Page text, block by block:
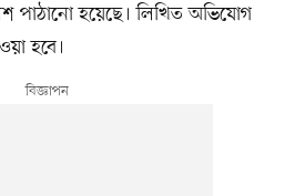
পাঠানো হয়েছে। লিখিত অভিযোগ
হবে।